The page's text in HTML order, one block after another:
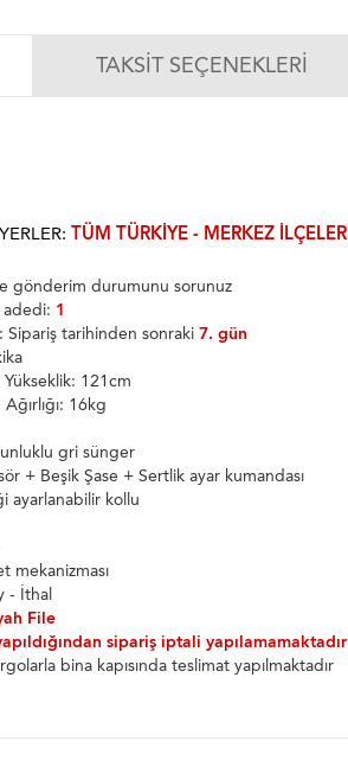
TAKSIT SEÇENEKLERI
TÜM TÜRKIYE - MERKEZ ILÇELERI
gönderim durumunu sorunuz
adedi: 1
Sipariş tarihinden sonraki 7. gün
121cm
16kg
gri sünger
+ Beşik Şase + Sertlik ayar kumandası
ayarlanabilir kollu
mekanizması
- İthal
File
sipariş iptali yapılamamaktadır
bina kapısında teslimat yapılmaktadır